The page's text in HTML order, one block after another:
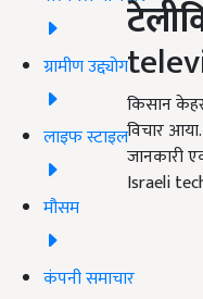
ग्रामीण उद्द्योग
लाइफ स्टाइल
मौसम
कंपनी समाचार
किसान
विचार
जानकारी
Israeli